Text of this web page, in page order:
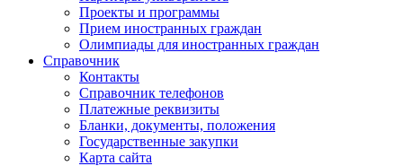
Проекты и программы
Прием иностранных граждан
Олимпиады для иностранных граждан
Справочник
Контакты
Справочник телефонов
Платежные реквизиты
Бланки, документы, положения
Государственные закупки
Карта сайта